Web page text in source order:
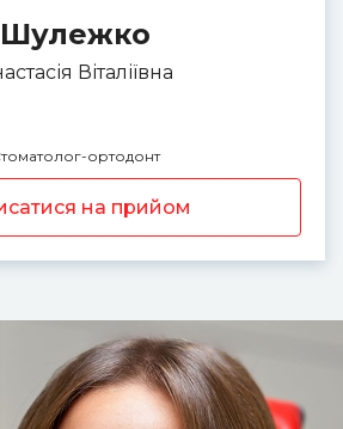
Шулежко
Віталіївна
ортодонт
на прийом